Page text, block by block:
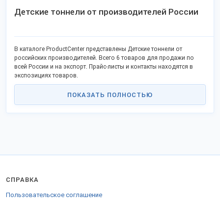
Детские тоннели от производителей России
В каталоге ProductCenter представлены Детские тоннели от
российских производителей. Всего 6 товаров для продажи по
всей России и на экспорт. Прайс-листы и контакты находятся в
экспозициях товаров.
ПОКАЗАТЬ ПОЛНОСТЬЮ
СПРАВКА
Пользовательское соглашение